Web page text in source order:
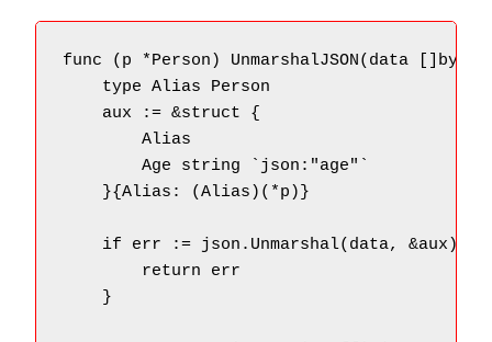
func (p *Person) UnmarshalJSON(data
    type Alias Person
    aux := &struct {
        Alias
        Age string `json:"age"`
    }{Alias: (Alias)(*p)}
if err := json.Unmarshal(data, &aux);
        return err
    }